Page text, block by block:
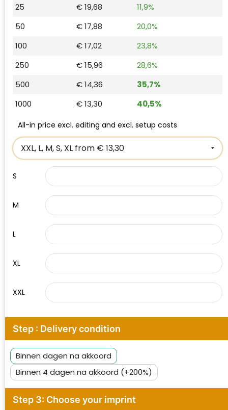
25
€ 19,68
11,9%
50
€ 17,88
20,0%
100
€ 17,02
23,8%
250
€ 15,96
28,6%
500
€ 14,36
35,7%
1000
€ 13,30 40,5%
S
M
L
XL
XXL
All-in price excl. editing and excl. setup costs
Step : Delivery condition
Binnen dagen na akkoord
Binnen 4 dagen na akkoord (+200%)
Step 3: Choose your imprint